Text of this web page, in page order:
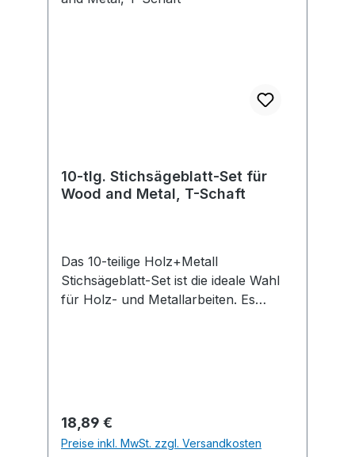
10-tlg. Stichsägeblatt-Set für
Wood and Metal, T-Schaft
Das 10-teilige Holz+Metall
Stichsägeblatt-Set ist die ideale Wahl
für Holz- und Metallarbeiten. Es
in Metall.
Regulärer Preis:
18,89 €
Preise inkl. MwSt. zzgl. Versandkosten